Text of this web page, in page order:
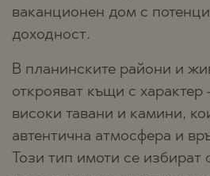
ваканционен дом с
доходност.
В планинските райони и
открояват къщи с характер
високи тавани и камини,
автентична атмосфера и
Този тип имоти се избират